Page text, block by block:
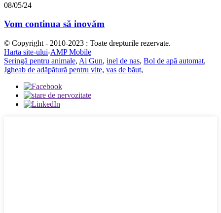
08/05/24
Vom continua să inovăm
© Copyright - 2010-2023 : Toate drepturile rezervate.
Harta site-ului-AMP Mobile
Seringă pentru animale, Ai Gun, inel de nas, Bol de apă automat,
Jgheab de adăpătură pentru vite, vas de băut,